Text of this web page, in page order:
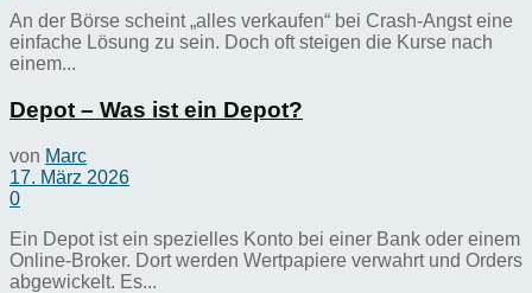
An der Börse scheint „alles verkaufen“ bei Crash-Angst eine
einfache Lösung zu sein. Doch oft steigen die Kurse nach
einem...
Depot – Was ist ein Depot?
von Marc
17. März 2026
0
Ein Depot ist ein spezielles Konto bei einer Bank oder einem
Online-Broker. Dort werden Wertpapiere verwahrt und Orders
abgewickelt. Es...